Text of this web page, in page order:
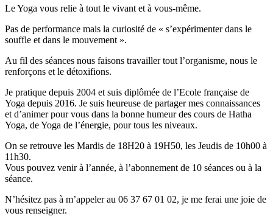
Le Yoga vous relie à tout le vivant et à vous-même.
Pas de performance mais la curiosité de « s’expérimenter dans le
souffle et dans le mouvement ».
Au fil des séances nous faisons travailler tout l’organisme, nous le
renforçons et le détoxifions.
Je pratique depuis 2004 et suis diplômée de l’Ecole française de
Yoga depuis 2016. Je suis heureuse de partager mes connaissances
et d’animer pour vous dans la bonne humeur des cours de Hatha
Yoga, de Yoga de l’énergie, pour tous les niveaux.
On se retrouve les Mardis de 18H20 à 19H50, les Jeudis de 10h00 à
11h30.
Vous pouvez venir à l’année, à l’abonnement de 10 séances ou à la
séance.
N’hésitez pas à m’appeler au 06 37 67 01 02, je me ferai une joie de
vous renseigner.